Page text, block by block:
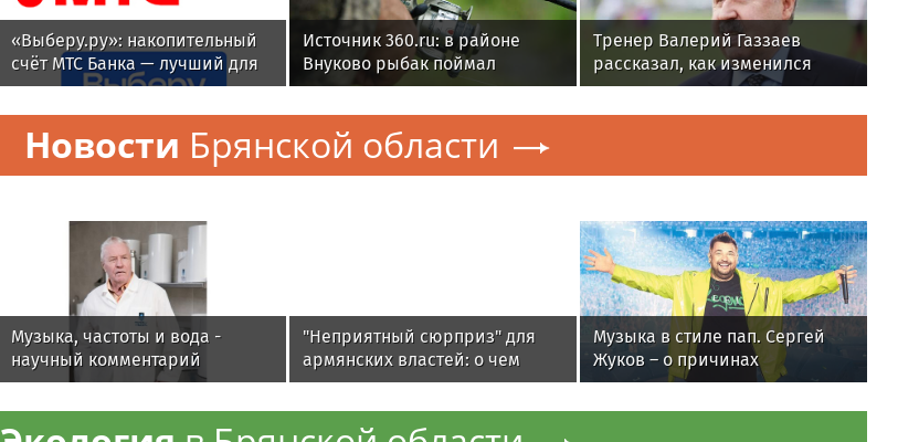
«Выберу.ру»: накопительный
счёт МТС Банка — лучший для
сбережений летом 2026 года
Источник 360.ru: в районе
Внуково рыбак поймал
на крючок затонувший
автомобиль
Тренер Валерий Газзаев
рассказал, как изменился
футбол в России за 25 лет
Новости Брянской области
Музыка, частоты и вода -
научный комментарий
Алексея Горшкова
"Неприятный сюрприз" для
армянских властей: о чем
спорят Москва и Ереван
Музыка в стиле пап. Сергей
Жуков – о причинах
популярности хитов 1990-х